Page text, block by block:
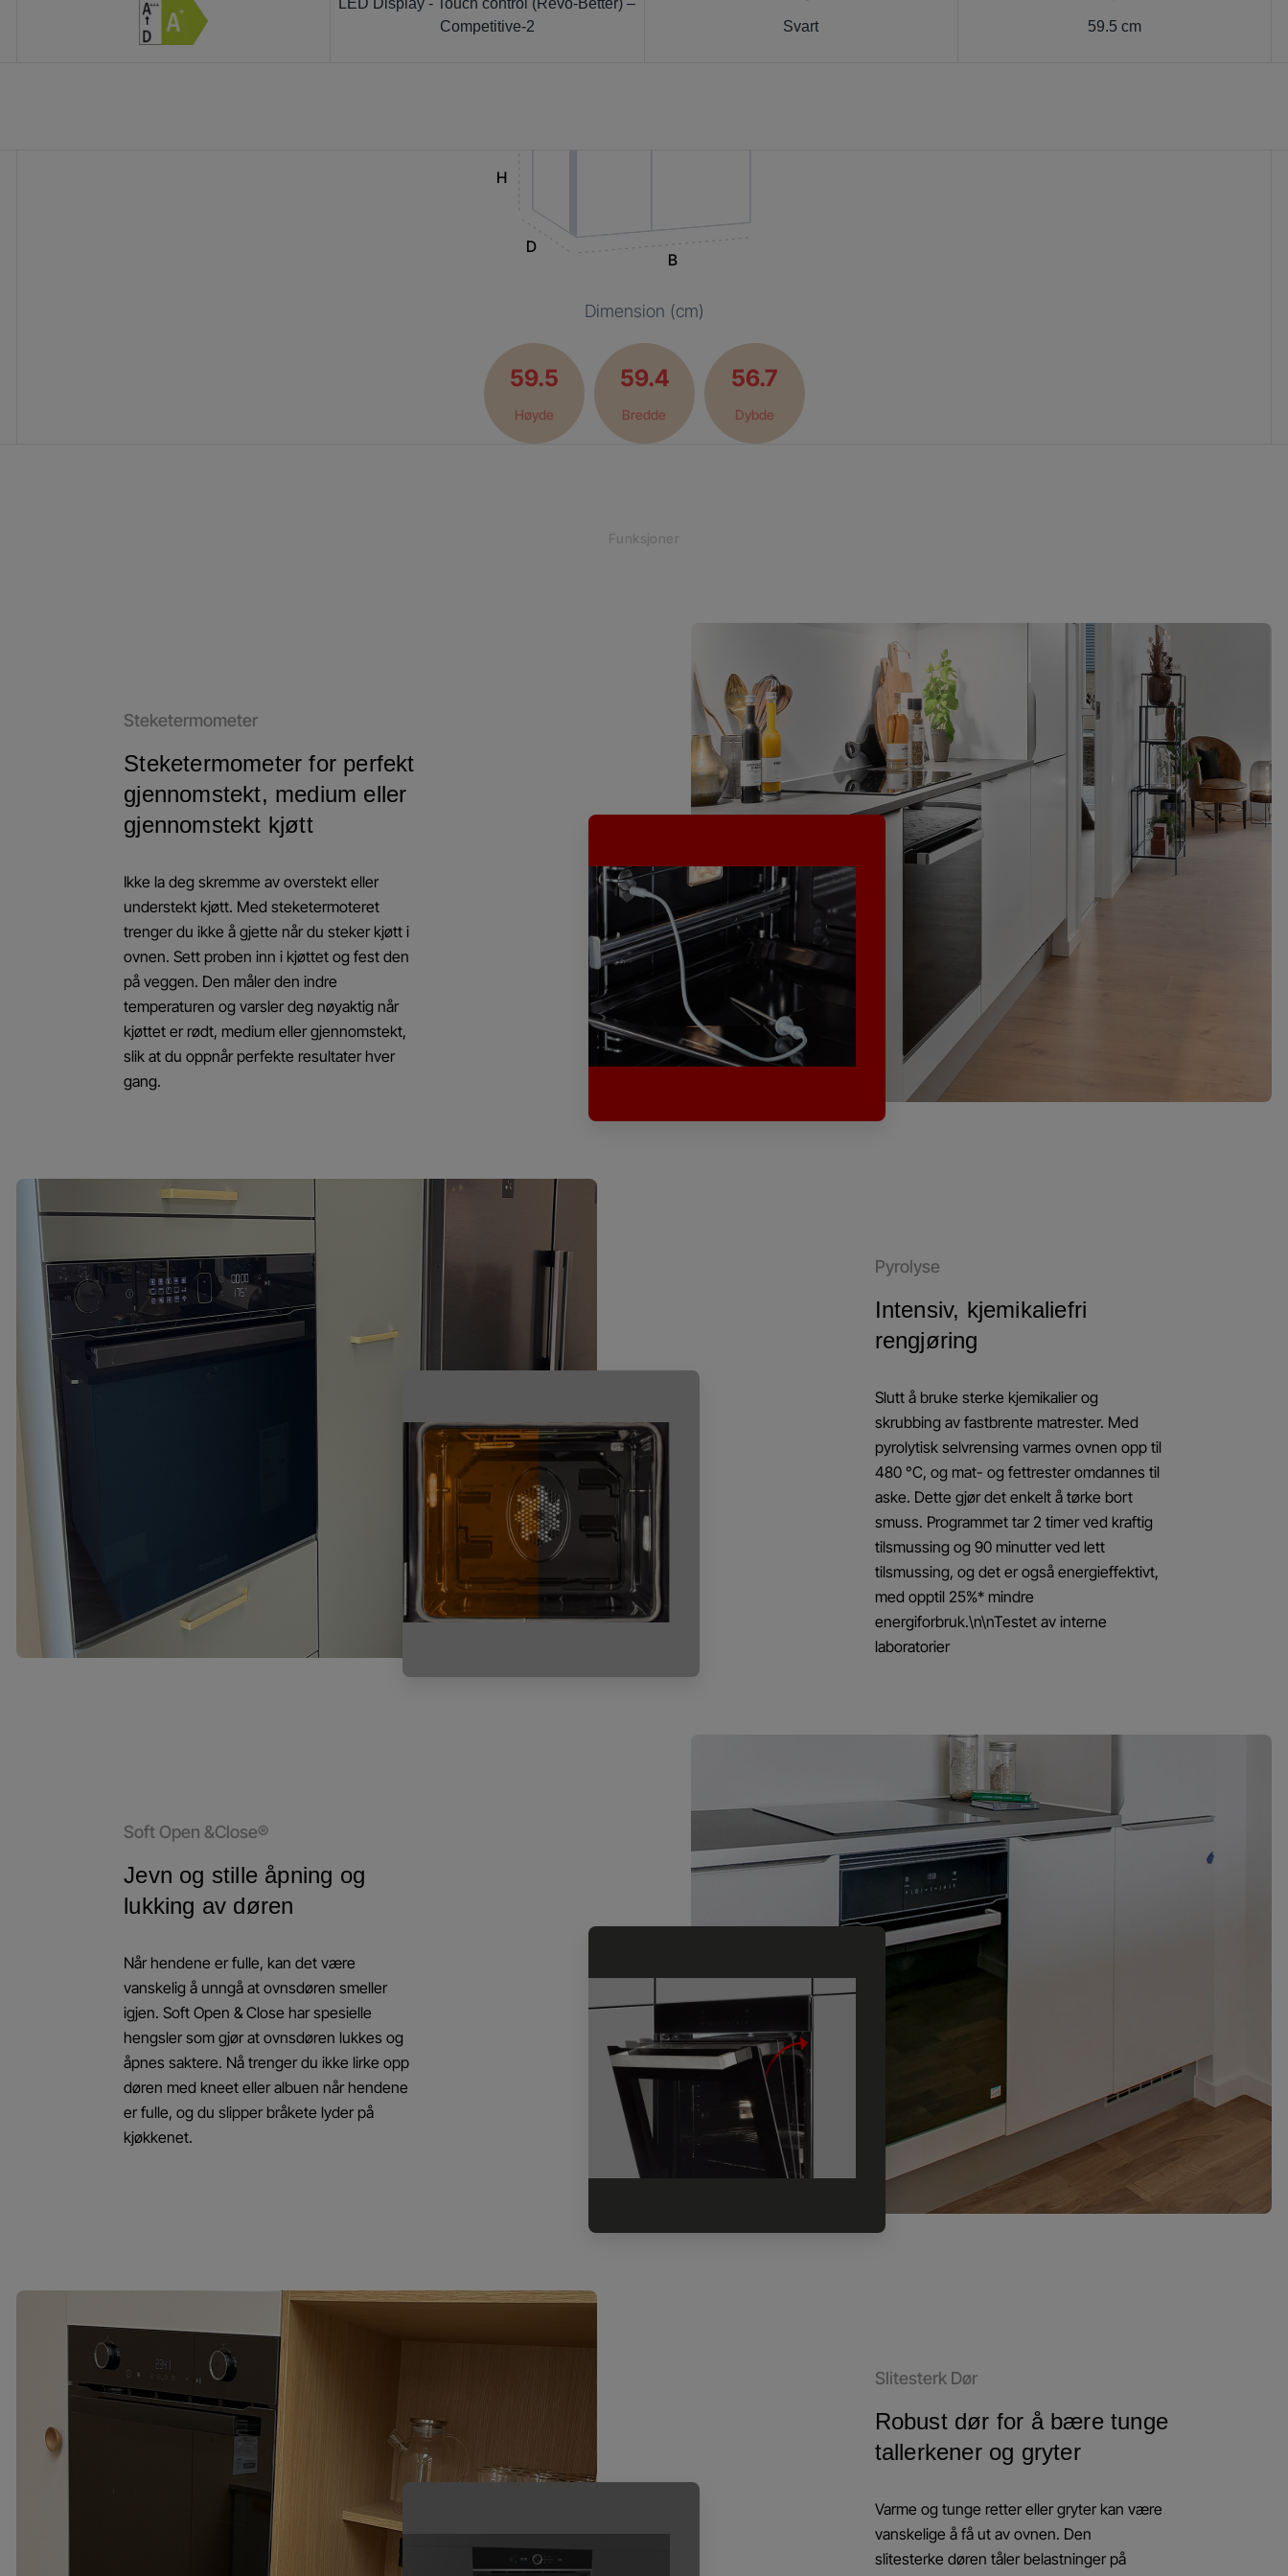
LED Display - Touch control (Revo-Better) –
Competitive-2
Svart 59.5 cm
H
D
B
Dimension (cm)
59.5
Høyde
59.4
Bredde
56.7
Dybde
Funksjoner
Steketermometer
Steketermometer for perfekt
gjennomstekt, medium eller
gjennomstekt kjøtt
Ikke la deg skremme av overstekt eller
understekt kjøtt. Med steketermoteret
trenger du ikke å gjette når du steker kjøtt i
ovnen. Sett proben inn i kjøttet og fest den
på veggen. Den måler den indre
temperaturen og varsler deg nøyaktig når
kjøttet er rødt, medium eller gjennomstekt,
slik at du oppnår perfekte resultater hver
gang.
Pyrolyse
Intensiv, kjemikaliefri
rengjøring
Slutt å bruke sterke kjemikalier og
skrubbing av fastbrente matrester. Med
pyrolytisk selvrensing varmes ovnen opp til
480 °C, og mat- og fettrester omdannes til
aske. Dette gjør det enkelt å tørke bort
smuss. Programmet tar 2 timer ved kraftig
tilsmussing og 90 minutter ved lett
tilsmussing, og det er også energieffektivt,
med opptil 25%* mindre
energiforbruk.\n\nTestet av interne
laboratorier
Soft Open &Close®
Jevn og stille åpning og
lukking av døren
Når hendene er fulle, kan det være
vanskelig å unngå at ovnsdøren smeller
igjen. Soft Open & Close har spesielle
hengsler som gjør at ovnsdøren lukkes og
åpnes saktere. Nå trenger du ikke lirke opp
døren med kneet eller albuen når hendene
er fulle, og du slipper bråkete lyder på
kjøkkenet.
Slitesterk Dør
Robust dør for å bære tunge
tallerkener og gryter
Varme og tunge retter eller gryter kan være
vanskelige å få ut av ovnen. Den
slitesterke døren tåler belastninger på